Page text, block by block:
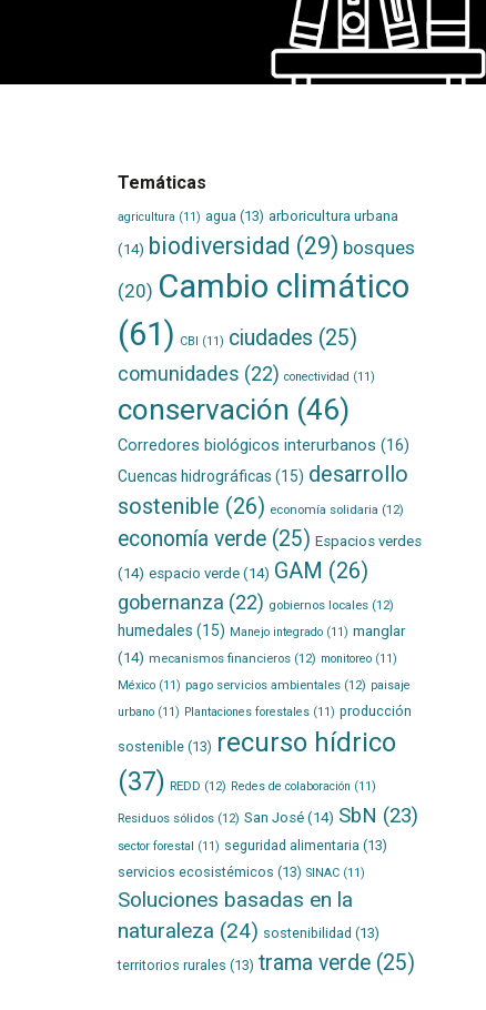
Temáticas
agricultura (11) agua (13) arboricultura urbana
(14) biodiversidad (29) bosques
(20) Cambio climático
(61) CBI (11) ciudades (25)
comunidades (22) conectividad (11)
conservación (46)
Corredores biológicos interurbanos (16)
Cuencas hidrográficas (15) desarrollo
sostenible (26) economía solidaria (12)
economía verde(25) Espacios verdes
(14) espacio verde(14) GAM (26)
gobernanza (22) gobiernos locales(12)
humedales (15) Manejo integrado(11) manglar
(14) mecanismos financieros(12) monitoreo(11)
México(11) pago servicios ambientales(12) paisaje
urbano(11) Plantaciones forestales(11) producción
sostenible(13) recurso hídrico
(37) REDD (12) Redes de colaboración (11)
Residuos sólidos(12) San José(14) SbN (23)
sector forestal (11) seguridad alimentaria (13)
servicios ecosistémicos (13) SINAC(11)
Soluciones basadas en la
naturaleza (24) sostenibilidad (13)
territorios rurales (13) trama verde(25)